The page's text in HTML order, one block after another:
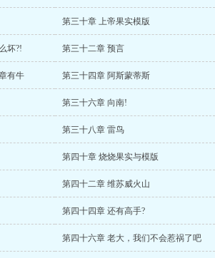
第三十章 上帝果实模版
坏?! 第三十二章 预言
有牛 第三十四章 阿斯蒙蒂斯
第三十六章 向南!
第三十八章 雷鸟
第四十章 烧烧果实与模版
第四十二章 维苏威火山
第四十四章 还有高手?
第四十六章 老大，我们不会惹祸了吧